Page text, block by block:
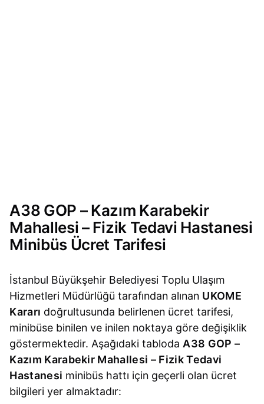
A38 GOP – Kazım Karabekir
Mahallesi – Fizik Tedavi Hastanesi
Minibüs Ücret Tarifesi
İstanbul Büyükşehir Belediyesi Toplu Ulaşım
Hizmetleri Müdürlüğü tarafından alınan UKOME
Kararı doğrultusunda belirlenen ücret tarifesi,
minibüse binilen ve inilen noktaya göre değişiklik
göstermektedir. Aşağıdaki tabloda A38 GOP –
Kazım Karabekir Mahallesi – Fizik Tedavi
Hastanesi minibüs hattı için geçerli olan ücret
bilgileri yer almaktadır: